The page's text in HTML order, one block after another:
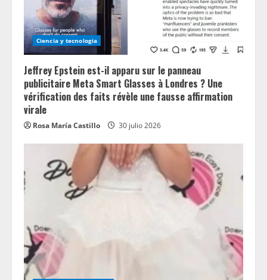
Ciencia y tecnologia
Jeffrey Epstein est-il apparu sur le panneau
publicitaire Meta Smart Glasses à Londres ? Une
vérification des faits révèle une fausse affirmation
virale
Rosa María Castillo 30 julio 2026